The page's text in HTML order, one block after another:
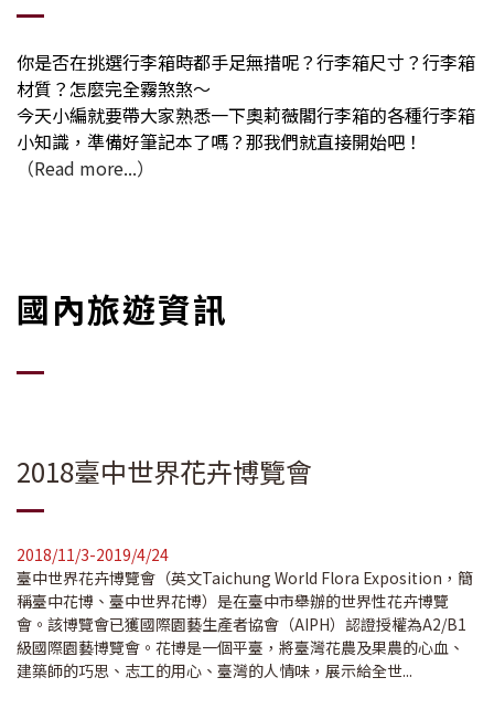
你是否在挑選行李箱時都手足無措呢？行李箱尺寸？行李箱
材質？怎麼完全霧煞煞～
今天小編就要帶大家熟悉一下奧莉薇閣行李箱的各種行李箱
小知識，準備好筆記本了嗎？那我們就直接開始吧！
（Read more...）
國內旅遊資訊
2018臺中世界花卉博覽會
2018/11/3-2019/4/24
臺中世界花卉博覽會（英文Taichung World Flora Exposition，簡
稱臺中花博、臺中世界花博）是在臺中市舉辦的世界性花卉博覽
會。該博覽會已獲國際園藝生產者協會（AIPH）認證授權為A2/B1
級國際園藝博覽會。花博是一個平臺，將臺灣花農及果農的心血、
建築師的巧思、志工的用心、臺灣的人情味，展示給全世...